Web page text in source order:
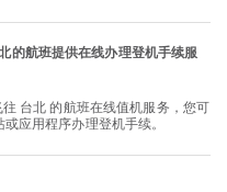
的航班提供在线办理登机手续服
应用程序办理登机手续。